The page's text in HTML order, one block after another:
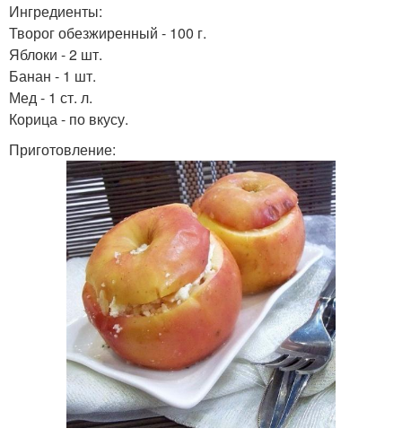
Ингредиенты:
Творог обезжиренный - 100 г.
Яблоки - 2 шт.
Банан - 1 шт.
Мед - 1 ст. л.
Корица - по вкусу.
Приготовление: